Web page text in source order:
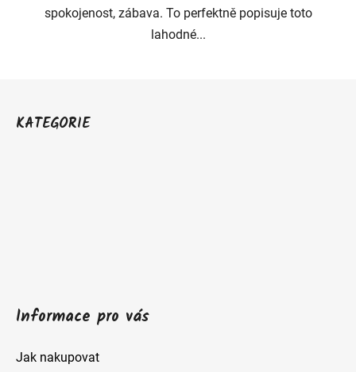
spokojenost, zábava. To perfektně popisuje toto
lahodné...
KATEGORIE
Informace pro vás
Jak nakupovat